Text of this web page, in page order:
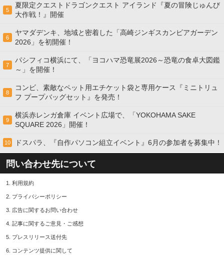
5
夏限定クエストドラゴンクエスト アイランド『夏の冒険じゅんび
大作戦！』開催
6
ヤマダデンキ、地域と密着した「高崎ジンギスカンビアガーデン
2026」を初開催！
7
パシフィコ横浜にて、「ヨコハマ恐竜展2026～恐竜の食卓大図鑑
～」を開催！
8
コンビ、素敵なペット用エチケット袋と専用ケース『ミニトリュ
フ プープバッグセット』を発売！
9
横浜赤レンガ倉庫 イベント広場で、「YOKOHAMA SAKE
SQUARE 2026」開催！
10 ドスパラ、『自作パソコン組立イベント』6月の参加者を募集中！
問い合わせ先について
1. 利用規約
2. プライバシーポリシー
3. 広告に関するお問い合わせ
4. 記事に関するご意見・ご感想
5. プレスリリース送付先
6. コンテンツ提供に関して